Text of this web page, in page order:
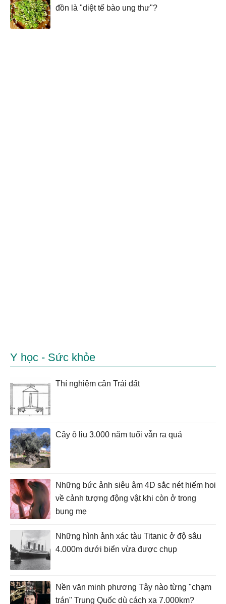
đồn là "diệt tế bào ung thư"?
Y học - Sức khỏe
Thí nghiệm cân Trái đất
Cây ô liu 3.000 năm tuổi vẫn ra quả
Những bức ảnh siêu âm 4D sắc nét hiếm hoi
về cảnh tượng động vật khi còn ở trong
bụng mẹ
Những hình ảnh xác tàu Titanic ở độ sâu
4.000m dưới biển vừa được chụp
Nền văn minh phương Tây nào từng "chạm
trán" Trung Quốc dù cách xa 7.000km?